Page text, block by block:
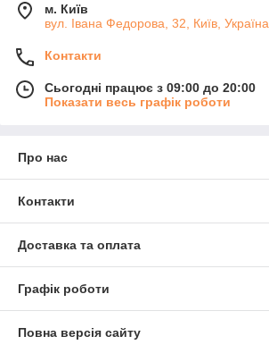
м. Київ
вул. Івана Федорова, 32, Київ, Україна
Контакти
Сьогодні працює з 09:00 до 20:00
Показати весь графік роботи
Про нас
Контакти
Доставка та оплата
Графік роботи
Повна версія сайту